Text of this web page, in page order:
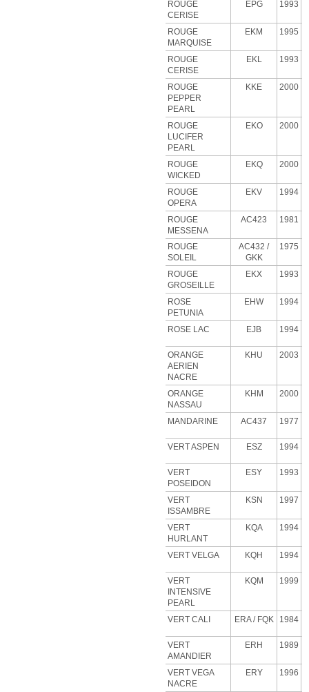
ROUGE
CERISE
EPG 1993
ROUGE
MARQUISE
EKM 1995
ROUGE
CERISE
EKL 1993
ROUGE
PEPPER
PEARL
KKE 2000
ROUGE
LUCIFER
PEARL
EKO 2000
ROUGE
WICKED
EKQ 2000
ROUGE
OPERA
EKV 1994
ROUGE
MESSENA
AC423 1981
ROUGE
SOLEIL
AC432 /
GKK
1975
ROUGE
GROSEILLE
EKX 1993
ROSE
PETUNIA
EHW 1994
ROSE LAC EJB 1994
ORANGE
AERIEN
NACRE
KHU 2003
ORANGE
NASSAU
KHM 2000
MANDARINE AC437 1977
VERT ASPEN ESZ 1994
VERT
POSEIDON
ESY 1993
VERT
ISSAMBRE
KSN 1997
VERT
HURLANT
KQA 1994
VERT VELGA KQH 1994
VERT
INTENSIVE
PEARL
KQM 1999
VERT CALI ERA/ FQK 1984
VERT
AMANDIER
ERH 1989
VERT VEGA
NACRE
ERY 1996